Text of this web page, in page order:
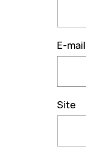
E-
Site